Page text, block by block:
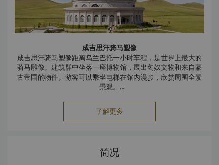
成吉思汗骑马塑像
成吉思汗骑马塑像距离乌兰巴托一小时车程，是世界上最大的
骑马雕像。建筑群中坐落一座博物馆，展出匈奴文物和来自蒙
古帝国的物件。游客可以乘坐电梯在馆内漫步，欣赏周围全景
景观。
翟山纪念碑
这座纪念碑建于 1956 年，是为纪念在第二次世界大战中阵亡
历史相互融合。
了解更多
简况